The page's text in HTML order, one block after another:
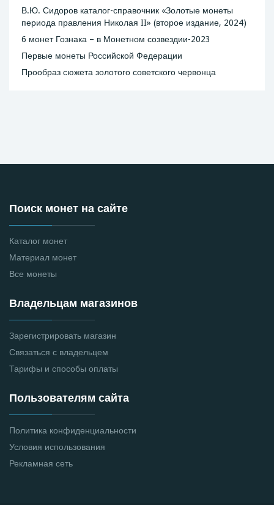
В.Ю. Сидоров каталог-справочник «Золотые монеты
периода правления Николая II» (второе издание, 2024)
6 монет Гознака – в Монетном созвездии-2023
Первые монеты Российской Федерации
Прообраз сюжета золотого советского червонца
Поиск монет на сайте
Каталог монет
Материал монет
Все монеты
Владельцам магазинов
Зарегистрировать магазин
Связаться с владельцем
Тарифы и способы оплаты
Пользователям сайта
Политика конфиденциальности
Условия использования
Рекламная сеть